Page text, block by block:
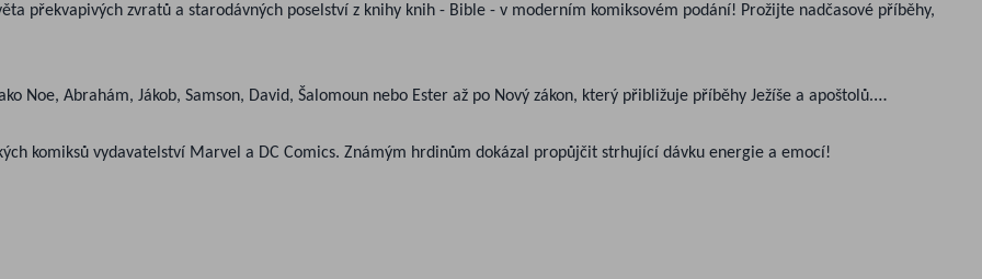
překvapivých zvratů a starodávných poselství z knihy knih - Bible - v moderním komiksovém podání! Prožijte nadčasové příběhy,
Noe, Abrahám, Jákob, Samson, David, Šalomoun nebo Ester až po Nový zákon, který přibližuje příběhy Ježíše a apoštolů.
komiksů vydavatelství Marvel a DC Comics. Známým hrdinům dokázal propůjčit strhující dávku energie a emocí!